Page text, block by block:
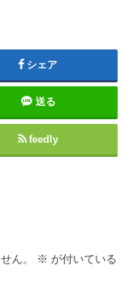
シェア
送る
feedly
ん。 ※ が付いている